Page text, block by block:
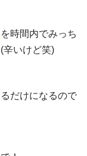
を時間内でみっち
辛いけど笑)
だけになるので